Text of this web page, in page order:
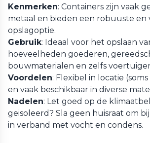
Kenmerken: Containers zijn vaak
metaal en bieden een robuuste en
opslagoptie.
Gebruik: Ideaal voor het opslaan
hoeveelheden goederen,
bouwmaterialen en zelfs
Voordelen: Flexibel in locatie
en vaak beschikbaar in diverse
Nadelen: Let goed op de
geisoleerd? Sla geen huisraat om
in verband met vocht en condens.